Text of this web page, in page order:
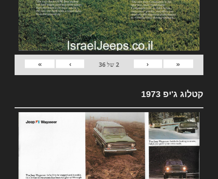
«
‹
2של36
›
»
קטלוג ג'יפ 1973